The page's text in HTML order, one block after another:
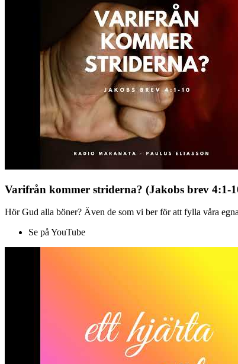
Varifrån kommer striderna? (Jakobs brev 4:1-
Hör Gud alla böner? Även de som vi ber för att fylla våra
Se på YouTube